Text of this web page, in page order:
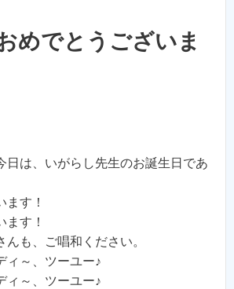
めでとうございま
日は、いがらし先生のお誕生日であ
ます！
ます！
んも、ご唱和ください。
ィ～、ツーユー♪
ィ～、ツーユー♪